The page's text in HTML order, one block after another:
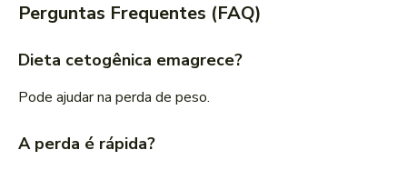
Perguntas Frequentes (FAQ)
Dieta cetogênica emagrece?
Pode ajudar na perda de peso.
A perda é rápida?